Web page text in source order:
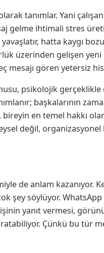
tanımlar. Yani
gelme ihtimali stres
hatta kaygı
üzerinden gelişen yeni
mesajı gören yetersiz
psikolojik gerçeklikle
başkalarının
en temel hakkı
değil,
de anlam kazanıyor.
şey söylüyor. WhatsApp
yanıt vermesi,
Çünkü bu tür